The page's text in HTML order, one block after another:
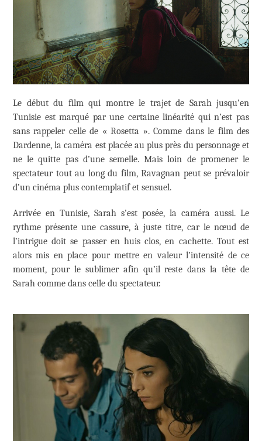
Le début du film qui montre le trajet de Sarah jusqu’en
Tunisie est marqué par une certaine linéarité qui n’est pas
sans rappeler celle de « Rosetta ». Comme dans le film des
Dardenne, la caméra est placée au plus près du personnage et
ne le quitte pas d’une semelle. Mais loin de promener le
spectateur tout au long du film, Ravagnan peut se prévaloir
d’un cinéma plus contemplatif et sensuel.
Arrivée en Tunisie, Sarah s’est posée, la caméra aussi. Le
rythme présente une cassure, à juste titre, car le nœud de
l’intrigue doit se passer en huis clos, en cachette. Tout est
alors mis en place pour mettre en valeur l’intensité de ce
moment, pour le sublimer afin qu’il reste dans la tête de
Sarah comme dans celle du spectateur.